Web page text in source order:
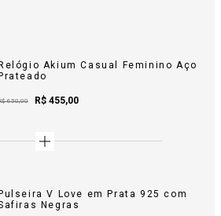
Akium Casual Feminino Aço
Price:
650,00 Sale Price:
R$ 455,00
V Love em Prata 925 com
Negras